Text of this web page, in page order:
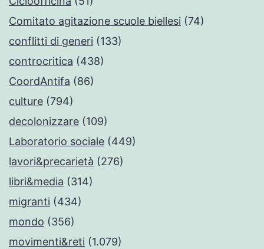
Comitato agitazione scuole biellesi (74)
conflitti di generi (133)
controcritica (438)
CoordAntifa (86)
culture (794)
decolonizzare (109)
Laboratorio sociale (449)
lavori&precarietà (276)
libri&media (314)
migranti (434)
mondo (356)
movimenti&reti (1.079)